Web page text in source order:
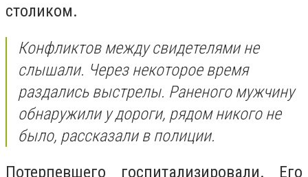
столиком.
Конфликтов между свидетелями не
слышали. Через некоторое время
раздались выстрелы. Раненого мужчину
обнаружили у дороги, рядом никого не
было, рассказали в полиции.
Потерпевшего госпитализировали. Его